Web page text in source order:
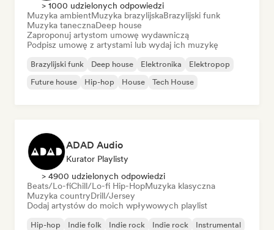
> 1000 udzielonych odpowiedzi
Muzyka ambientMuzyka brazylijskaBrazylijski funk
Muzyka tanecznaDeep house
Zaproponuj artystom umowę wydawniczą
Podpisz umowę z artystami lub wydaj ich muzykę
Brazylijski funk Deep house Elektronika
Elektropop
Future house
Hip-hop House Tech House
ADAD Audio
Kurator Playlisty
> 4900 udzielonych odpowiedzi
Beats/Lo-fiChill/Lo-fi Hip-HopMuzyka klasyczna
Muzyka countryDrill/Jersey
Dodaj artystów do moich wpływowych playlist
Hip-hop Indie folk Indie rock Indie rock
Instrumental